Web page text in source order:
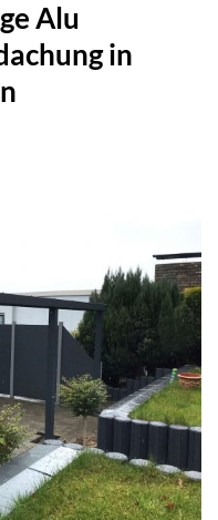
Alu
in